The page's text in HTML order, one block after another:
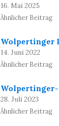
16. Mai 2025
Ähnlicher Beitrag
Wolpertinger
14. Juni 2022
Ähnlicher Beitrag
Wolpertinger-
28. Juli 2023
Ähnlicher Beitrag